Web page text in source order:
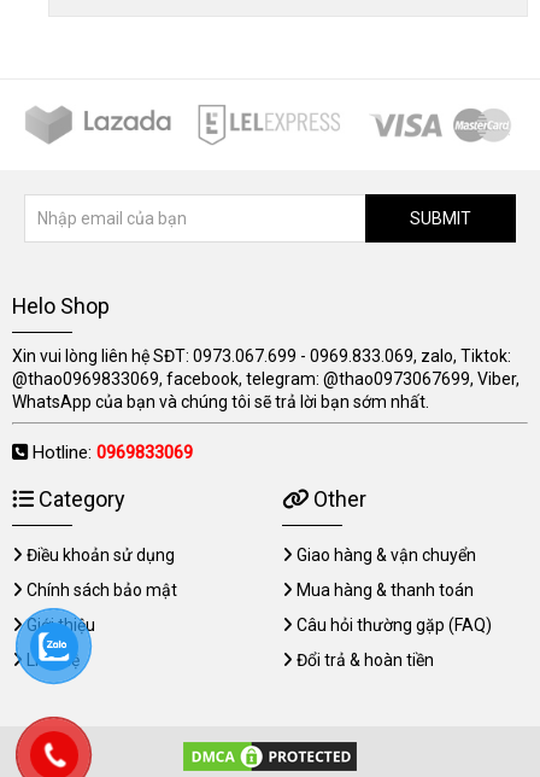
SUBMIT
Helo Shop
Xin vui lòng liên hệ SĐT: 0973.067.699 - 0969.833.069, zalo, Tiktok:
@thao0969833069, facebook, telegram: @thao0973067699, Viber,
WhatsApp của bạn và chúng tôi sẽ trả lời bạn sớm nhất.
Hotline: 0969833069
Category
Điều khoản sử dụng
Chính sách bảo mật
Giới thiệu
Liên hệ
Other
Giao hàng & vận chuyển
Mua hàng & thanh toán
Câu hỏi thường gặp (FAQ)
Đổi trả & hoàn tiền